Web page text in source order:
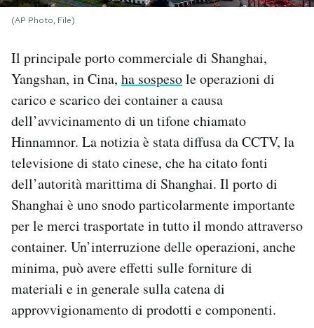
SHOP
CALENDARIO
AREA PERSONALE
Area Personale
Newsletter
Hai bisogno di aiuto?
Esci
(AP Photo, File)
Il principale porto commerciale di Shanghai,
Yangshan, in Cina, ha sospesole operazioni di
carico e scarico dei container a causa
dell’avvicinamento di un tifone chiamato
Hinnamnor. La notizia è stata diffusa da CCTV, la
televisione di stato cinese, che ha citato fonti
dell’autorità marittima di Shanghai. Il porto di
Shanghai è uno snodo particolarmente importante
per le merci trasportate in tutto il mondo attraverso
container. Un’interruzione delle operazioni, anche
minima, può avere effetti sulle forniture di
materiali e in generale sulla catena di
approvvigionamento di prodotti e componenti.